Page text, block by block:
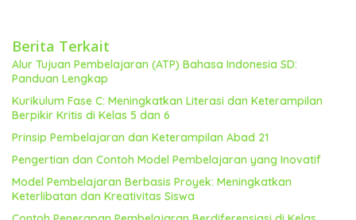
Berita Terkait
Alur Tujuan Pembelajaran (ATP) Bahasa Indonesia SD:
Panduan Lengkap
Kurikulum Fase C: Meningkatkan Literasi dan Keterampilan
Berpikir Kritis di Kelas 5 dan 6
Prinsip Pembelajaran dan Keterampilan Abad 21
Pengertian dan Contoh Model Pembelajaran yang Inovatif
Model Pembelajaran Berbasis Proyek: Meningkatkan
Keterlibatan dan Kreativitas Siswa